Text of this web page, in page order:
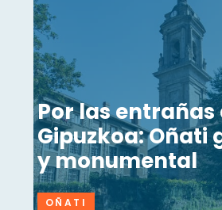
Por las entrañas
Gipuzkoa: Oñati
y monumental
OÑATI